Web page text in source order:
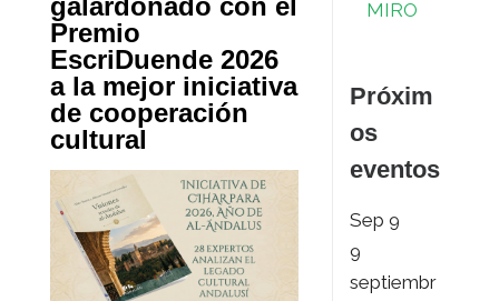
galardonado con el
Premio
EscriDuende 2026
a la mejor iniciativa
de cooperación
cultural
MIRO
Próxim
os
eventos
Sep9
9
septiembr